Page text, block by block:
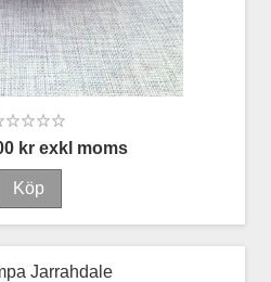
kr exkl moms
Jarrahdale